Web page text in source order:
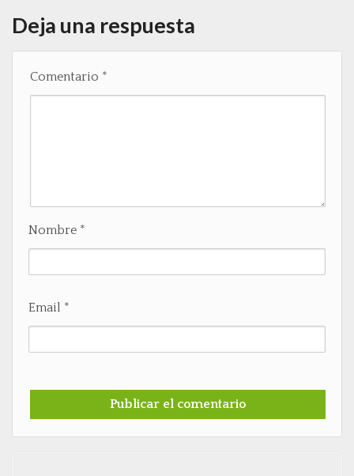
Deja una respuesta
Comentario *
Nombre *
Email *